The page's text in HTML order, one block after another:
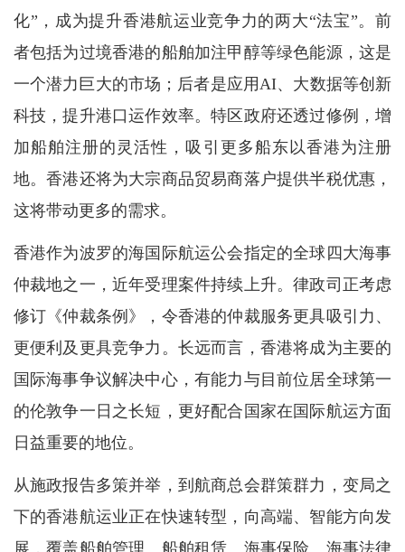
化”，成为提升香港航运业竞争力的两大“法宝”。前
者包括为过境香港的船舶加注甲醇等绿色能源，这是
一个潜力巨大的市场；后者是应用AI、大数据等创新
科技，提升港口运作效率。特区政府还透过修例，增
加船舶注册的灵活性，吸引更多船东以香港为注册
地。香港还将为大宗商品贸易商落户提供半税优惠，
这将带动更多的需求。
香港作为波罗的海国际航运公会指定的全球四大海事
仲裁地之一，近年受理案件持续上升。律政司正考虑
修订《仲裁条例》，令香港的仲裁服务更具吸引力、
更便利及更具竞争力。长远而言，香港将成为主要的
国际海事争议解决中心，有能力与目前位居全球第一
的伦敦争一日之长短，更好配合国家在国际航运方面
日益重要的地位。
从施政报告多策并举，到航商总会群策群力，变局之
下的香港航运业正在快速转型，向高端、智能方向发
展，覆盖船舶管理、船舶租赁、海事保险、海事法律